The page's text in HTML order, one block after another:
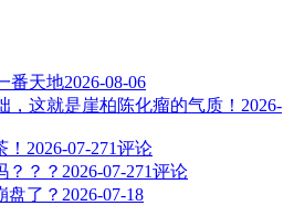
番天地2026-08-06
，这就是崖柏陈化瘤的气质！ 2026-
2026-07-271评论
？？？ 2026-07-271评论
盘了？ 2026-07-18